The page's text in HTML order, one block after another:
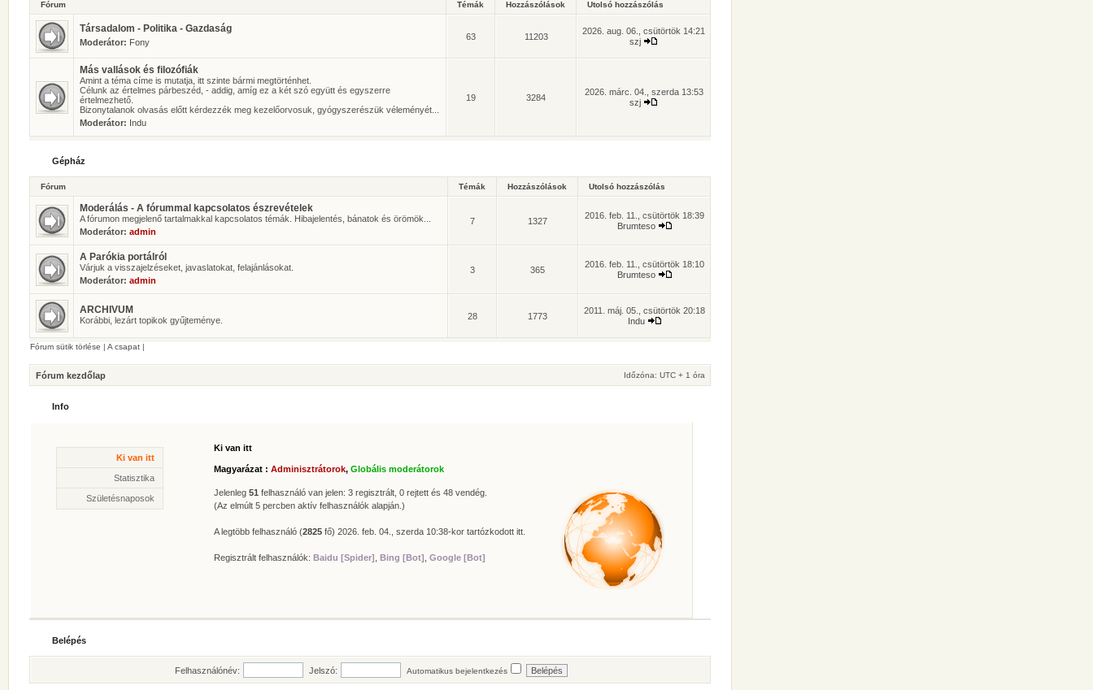
Fórum Témák Hozzászólások Utolsó hozzászólás
Társadalom - Politika - Gazdaság
Moderátor: Fony
63 11203
2026. aug. 06., csütörtök 14:21
szj
Más vallások és filozófiák
Amint a téma címe is mutatja, itt szinte bármi megtörténhet.
Célunk az értelmes párbeszéd, - addig, amíg ez a két szó együtt és egyszerre
értelmezhető.
Bizonytalanok olvasás előtt kérdezzék meg kezelőorvosuk, gyógyszerészük véleményét...
Moderátor: Indu
19 3284
2026. márc. 04., szerda 13:53
szj
Gépház
Fórum Témák Hozzászólások Utolsó hozzászólás
Moderálás - A fórummal kapcsolatos észrevételek
A fórumon megjelenő tartalmakkal kapcsolatos témák. Hibajelentés, bánatok és örömök...
Moderátor: admin
7 1327
2016. feb. 11., csütörtök 18:39
Brumteso
A Parókia portálról
Várjuk a visszajelzéseket, javaslatokat, felajánlásokat.
Moderátor: admin
3 365
2016. feb. 11., csütörtök 18:10
Brumteso
ARCHIVUM
Korábbi, lezárt topikok gyűjteménye. 28 1773
2011. máj. 05., csütörtök 20:18
Indu
Fórum sütik törlése | A csapat |
Fórum kezdőlap Időzóna: UTC + 1 óra
Info
Ki van itt
Ki van itt
Magyarázat : Adminisztrátorok, Globális moderátorok
Jelenleg 51 felhasználó van jelen: 3 regisztrált, 0 rejtett és 48 vendég.
(Az elmúlt 5 percben aktív felhasználók alapján.)
A legtöbb felhasználó (2825 fő) 2026. feb. 04., szerda 10:38-kor tartózkodott itt.
Regisztrált felhasználók: Baidu [Spider] Bing [Bot] Google [Bot]
Statisztika
Statisztika
* Hozzászólások száma:
62625
* Témák száma:
* Felhasználók száma: 606
* Legújabb regisztrált tagunk:Zolee
Születésnaposok
Belépés
Felhasználónév: Jelszó: Automatikus bejelentkezés